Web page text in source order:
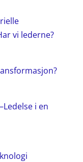
vi lederne?
i en